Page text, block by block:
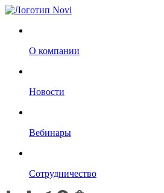
О компании
Новости
Вебинары
Сотрудничество